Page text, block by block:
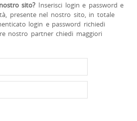
sito? Inserisci login e password e
presente nel nostro sito, in totale
login e password richiedi
nostro partner chiedi maggiori